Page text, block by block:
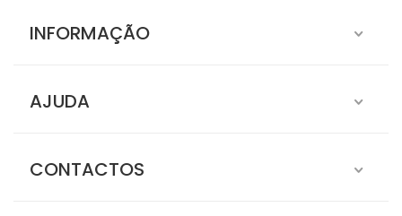
INFORMAÇÃO
AJUDA
CONTACTOS